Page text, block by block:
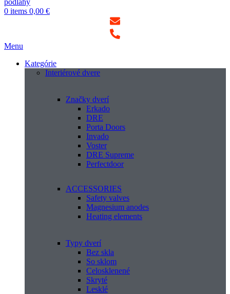
0 items 0,00 €
Menu
Kategórie
Interiérové dvere
Značky dverí
Erkado
DRE
Porta Doors
Invado
Voster
DRE Supreme
Perfectdoor
ACCESSORIES
Safety valves
Magnesium anodes
Heating elements
Typy dverí
Bez skla
So sklom
Celosklenené
Skryté
Lesklé